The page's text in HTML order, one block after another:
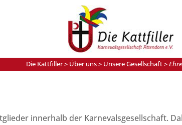
Die Kattfiller> Über uns> Unsere Gesellschaft>
innerhalb der Karnevalsgesellschaft.